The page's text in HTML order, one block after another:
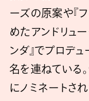
ーズの原案や『
めたアンドリュー
ンダ』でプロデ
名を連ねている
にノミネートさ